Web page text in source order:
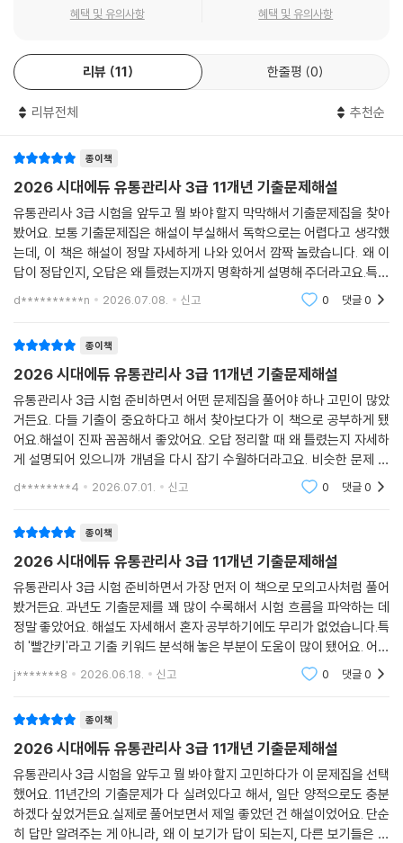
혜택 및 유의사항 혜택 및 유의사항
리뷰 11 한줄평 0
리뷰전체 추천순
종이책
2026 시대에듀 유통관리사 3급 11개년 기출문제해설
유통관리사 3급 시험을 앞두고 뭘 봐야 할지 막막해서 기출문제집을 찾아
봤어요. 보통 기출문제집은 해설이 부실해서 독학으로는 어렵다고 생각했
는데, 이 책은 해설이 정말 자세하게 나와 있어서 깜짝 놀랐습니다. 왜 이
답이 정답인지, 오답은 왜 틀렸는지까지 명확하게 설명해 주더라고요.특히
좋았던 점은 과년도 기출 키워드를 분석해 놓은 '빨간키' 부분이었어요. 최
d**********n 2026.07.08. 신고 0 댓글0
종이책
2026 시대에듀 유통관리사 3급 11개년 기출문제해설
유통관리사 3급 시험 준비하면서 어떤 문제집을 풀어야 하나 고민이 많았
거든요. 다들 기출이 중요하다고 해서 찾아보다가 이 책으로 공부하게 됐
어요.해설이 진짜 꼼꼼해서 좋았어요. 오답 정리할 때 왜 틀렸는지 자세하
게 설명되어 있으니까 개념을 다시 잡기 수월하더라고요. 비슷한 문제 유
형도 옆에 정리되어 있어서 같이 확인하기 편했어요.저는 하루에 정해진
d********4 2026.07.01. 신고 0 댓글0
종이책
2026 시대에듀 유통관리사 3급 11개년 기출문제해설
유통관리사 3급 시험 준비하면서 가장 먼저 이 책으로 모의고사처럼 풀어
봤거든요. 과년도 기출문제를 꽤 많이 수록해서 시험 흐름을 파악하는 데
정말 좋았어요. 해설도 자세해서 혼자 공부하기에도 무리가 없었습니다.특
히 '빨간키'라고 기출 키워드 분석해 놓은 부분이 도움이 많이 됐어요. 어떤
유형의 문제가 자주 나오는지, 어떤 개념을 더 깊게 봐야 하는지 한눈에 보
이더라고요.
j*******8 2026.06.18. 신고 0 댓글0
종이책
2026 시대에듀 유통관리사 3급 11개년 기출문제해설
유통관리사 3급 시험을 앞두고 뭘 봐야 할지 고민하다가 이 문제집을 선택
했어요. 11년간의 기출문제가 다 실려있다고 해서, 일단 양적으로도 충분
하겠다 싶었거든요.실제로 풀어보면서 제일 좋았던 건 해설이었어요. 단순
히 답만 알려주는 게 아니라, 왜 이 보기가 답이 되는지, 다른 보기들은 왜